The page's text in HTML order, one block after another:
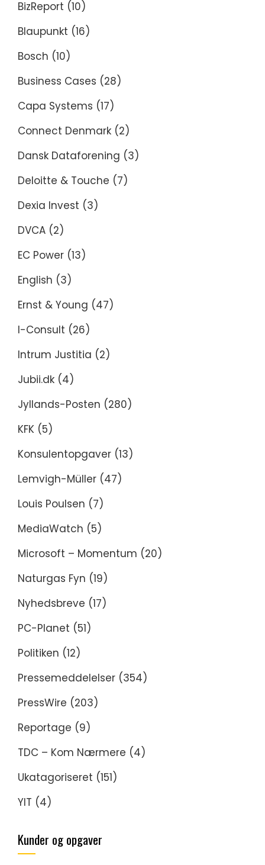
BizReport (10)
Blaupunkt (16)
Bosch (10)
Business Cases (28)
Capa Systems (17)
Connect Denmark (2)
Dansk Dataforening (3)
Deloitte & Touche (7)
Dexia Invest (3)
DVCA (2)
EC Power (13)
English (3)
Ernst & Young (47)
I-Consult (26)
Intrum Justitia (2)
Jubii.dk (4)
Jyllands-Posten (280)
KFK (5)
Konsulentopgaver (13)
Lemvigh-Müller (47)
Louis Poulsen (7)
MediaWatch (5)
Microsoft – Momentum (20)
Naturgas Fyn (19)
Nyhedsbreve (17)
PC-Planet (51)
Politiken (12)
Pressemeddelelser (354)
PressWire (203)
Reportage (9)
TDC – Kom Nærmere (4)
Ukatagoriseret (151)
YIT (4)
Kunder og opgaver